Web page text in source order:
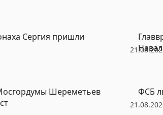
Сергия пришли
Шереметьев
ФСБ